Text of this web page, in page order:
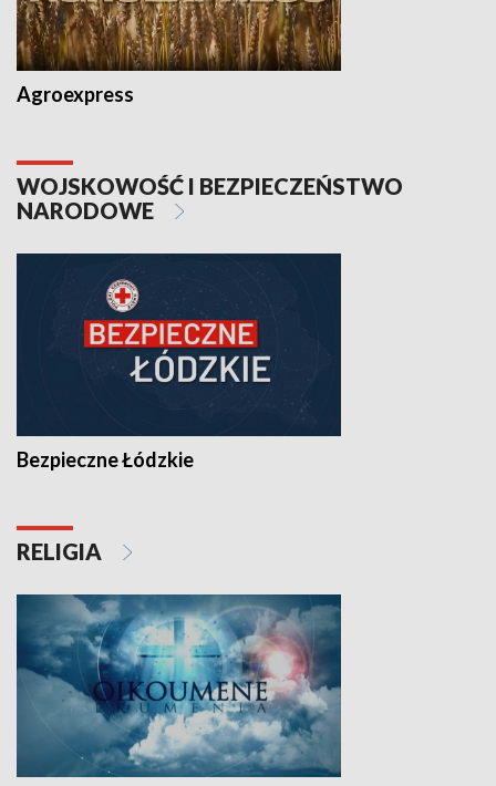
Agroexpress
WOJSKOWOŚĆ I BEZPIECZEŃSTWO
NARODOWE
Bezpieczne Łódzkie
RELIGIA